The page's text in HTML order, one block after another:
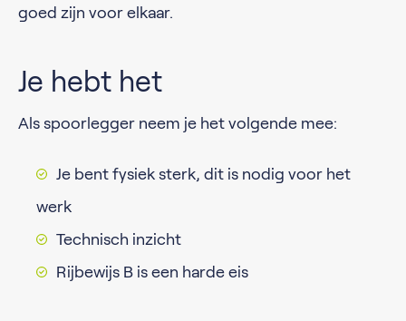
goed zijn voor elkaar.
Je hebt het
Als spoorlegger neem je het volgende mee:
Je bent fysiek sterk, dit is nodig voor het
werk
Technisch inzicht
Rijbewijs B is een harde eis